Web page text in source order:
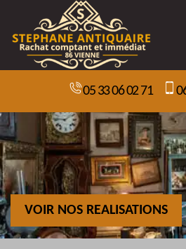
05 33 06 02 71
VOIR NOS REALISATIONS